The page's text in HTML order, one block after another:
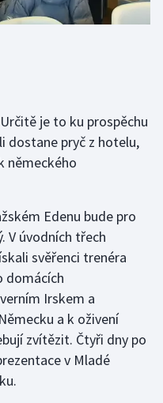
je to ku prospěchu
dostane pryč z hotelu,
německého
Edenu bude pro
V úvodních třech
svěřenci trenéra
domácích
Irskem a
a k oživení
zvítězit. Čtyři dny po
v Mladé